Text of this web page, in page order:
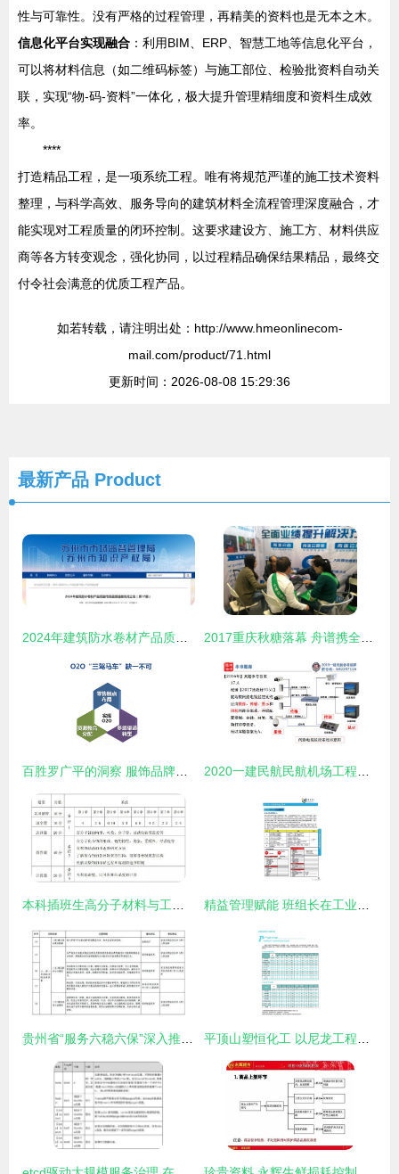
性与可靠性。没有严格的过程管理，再精美的资料也是无本之木。
信息化平台实现融合 ：利用BIM、ERP、智慧工地等信息化平台，
可以将材料信息（如二维码标签）与施工部位、检验批资料自动关
联，实现“物-码-资料”一体化，极大提升管理精细度和资料生成效
率。
****
打造精品工程，是一项系统工程。唯有将规范严谨的施工技术资料
整理，与科学高效、服务导向的建筑材料全流程管理深度融合，才
能实现对工程质量的闭环控制。这要求建设方、施工方、材料供应
商等各方转变观念，强化协同，以过程精品确保结果精品，最终交
付令社会满意的优质工程产品。
如若转载，请注明出处：http://www.hmeonlinecom-
mail.com/product/71.html
更新时间：2026-08-08 15:29:36
最新产品 Product